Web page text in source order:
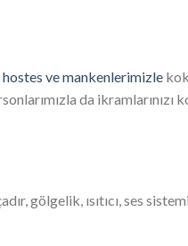
hostes ve mankenlerimizle
da ikramlarınızı
gölgelik, ısıtıcı, ses